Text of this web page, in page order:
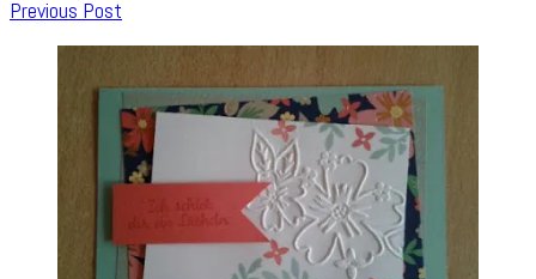
Post
Previous Post